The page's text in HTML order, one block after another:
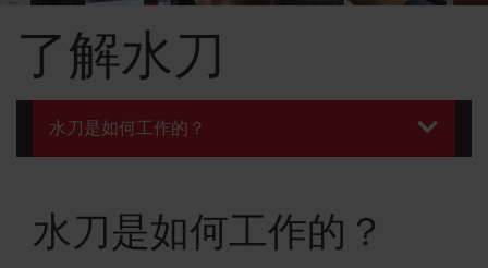
购买水刀
OMAX 创新
了解水刀
水刀是如何工作的？
水刀是如何工作的？